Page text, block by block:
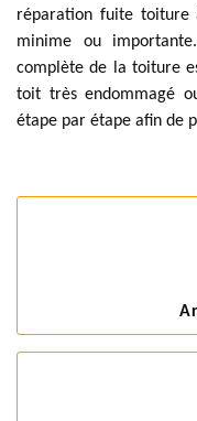
réparation fuite toiture
minime ou
complète de la toiture
toit très endommagé
étape par étape afin de